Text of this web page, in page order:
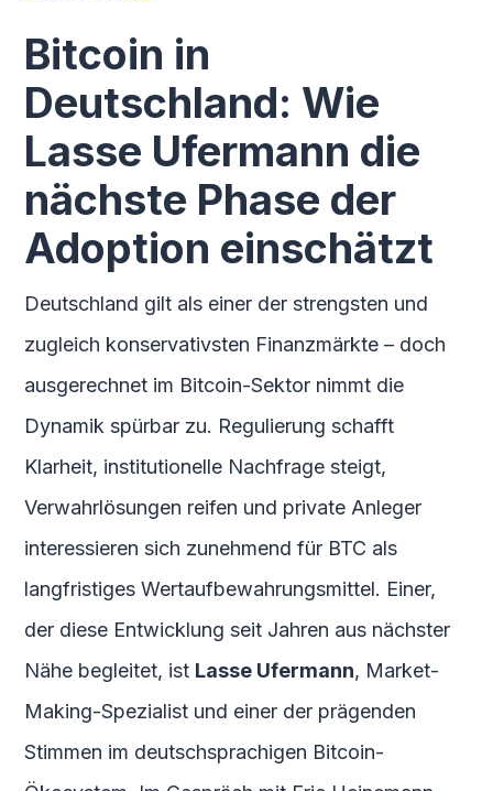
Bitcoin in
Deutschland: Wie
Lasse Ufermann die
nächste Phase der
Adoption einschätzt
Deutschland gilt als einer der strengsten und
zugleich konservativsten Finanzmärkte – doch
ausgerechnet im Bitcoin-Sektor nimmt die
Dynamik spürbar zu. Regulierung schafft
Klarheit, institutionelle Nachfrage steigt,
Verwahrlösungen reifen und private Anleger
interessieren sich zunehmend für BTC als
langfristiges Wertaufbewahrungsmittel. Einer,
der diese Entwicklung seit Jahren aus nächster
Nähe begleitet, ist Lasse Ufermann, Market-
Making-Spezialist und einer der prägenden
Stimmen im deutschsprachigen Bitcoin-